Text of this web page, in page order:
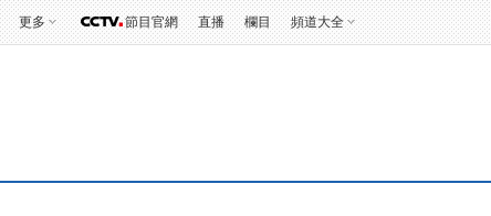
更多 節目官網 直播 欄目 頻道大全